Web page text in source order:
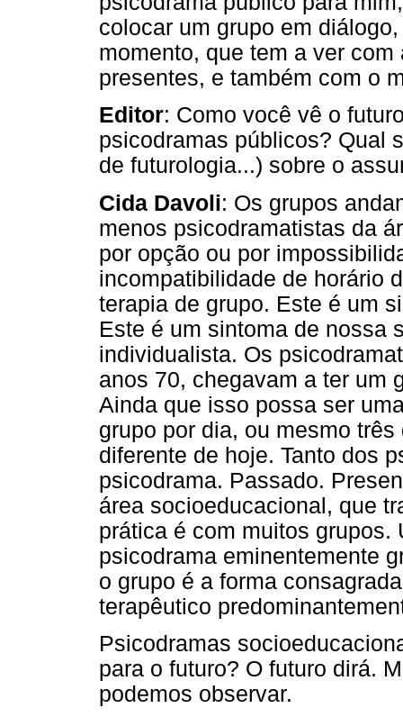
colocar um grupo em
momento, que tem a ver
presentes, e também com o
Editor: Como você vê o
psicodramas públicos? Qual
de futurologia...) sobre o
Cida Davoli: Os grupos
menos psicodramatistas da
por opção ou por
incompatibilidade de horário
terapia de grupo. Este é um
Este é um sintoma de nossa
individualista. Os
anos 70, chegavam a ter um
Ainda que isso possa ser
grupo por dia, ou mesmo
diferente de hoje. Tanto dos
psicodrama. Passado.
área socioeducacional, que
prática é com muitos
psicodrama eminentemente
o grupo é a forma
terapêutico
Psicodramas
para o futuro? O futuro dirá.
podemos observar.